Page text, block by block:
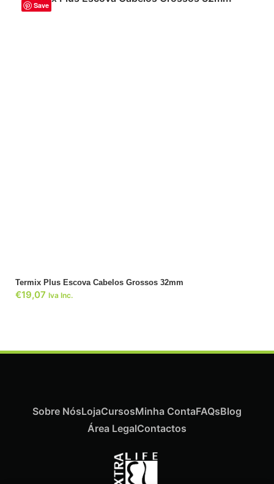
Save
Termix Plus Escova Cabelos Grossos 32mm
€19,07 Iva Inc.
Sobre NósLojaCursosMinha ContaFAQsBlog
Área LegalContactos